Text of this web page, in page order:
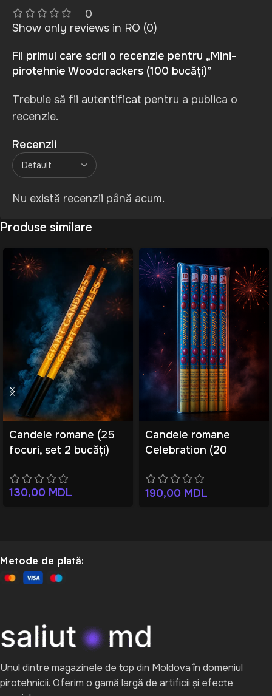
0
Recenzii
Nu există recenzii până acum.
Show only reviews in RO (0)
Fii primul care scrii o recenzie pentru „Mini-
pirotehnie Woodcrackers (100 bucăți)”
Trebuie să fii autentificat pentru a publica o
recenzie.
Produse similare
Candele romane (25
focuri, set 2 bucăți)
130,00 MDL
Candele romane
Celebration (20
190,00 MDL
Metode de plată:
Unul dintre magazinele de top din Moldova în domeniul
pirotehnicii. Oferim o gamă largă de artificii și efecte